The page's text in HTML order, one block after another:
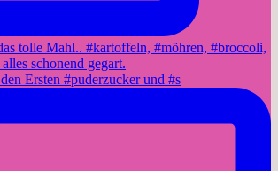
Ersten #puderzucker und #s